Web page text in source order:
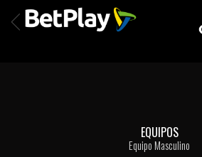
EQUIPOS
Equipo Masculino